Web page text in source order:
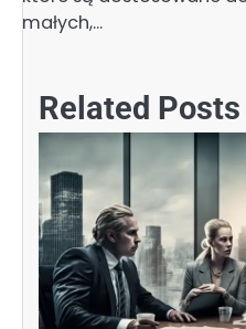
małych,…
Related Posts